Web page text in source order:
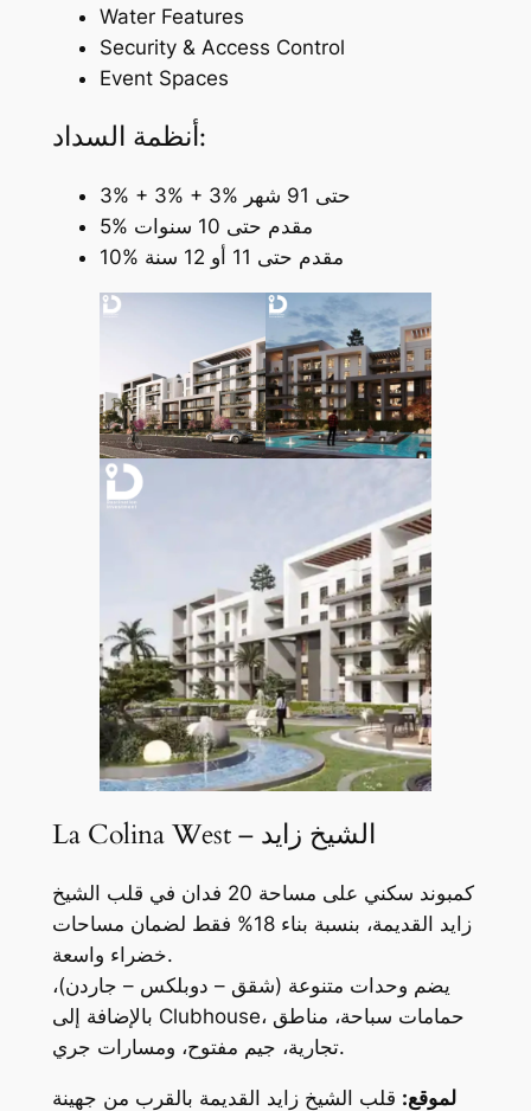
Water Features
Security & Access Control
Event Spaces
أنظمة السداد:
3% + 3% + 3% حتى 91 شهر
5% مقدم حتى 10 سنوات
10% مقدم حتى 11 أو 12 سنة
La Colina West – الشيخ زايد
كمبوند سكني على مساحة 20 فدان في قلب الشيخ
زايد القديمة، بنسبة بناء 18% فقط لضمان مساحات
خضراء واسعة.
يضم وحدات متنوعة (شقق – دوبلكس – جاردن)،
بالإضافة إلى Clubhouse، حمامات سباحة، مناطق
تجارية، جيم مفتوح، ومسارات جري.
لموقع: قلب الشيخ زايد القديمة بالقرب من جهينة